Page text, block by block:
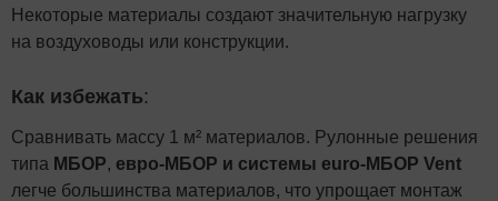
Некоторые материалы создают значительную нагрузку
на воздуховоды или конструкции.
Как избежать:
Сравнивать массу 1 м² материалов. Рулонные решения
типа МБОР, евро-МБОР и системы euro-МБОР Vent
легче большинства материалов, что упрощает монтаж